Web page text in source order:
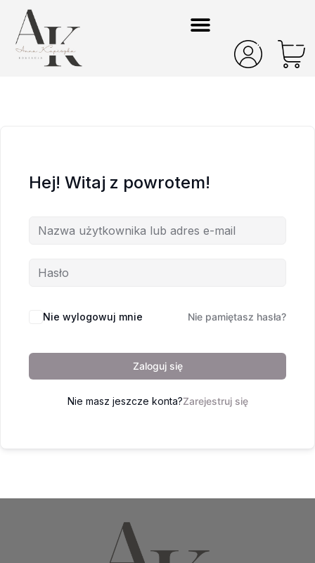
Hej! Witaj z powrotem!
Nie wylogowuj mnie Nie pamiętasz hasła?
Zaloguj się
Nie masz jeszcze konta?Zarejestruj się